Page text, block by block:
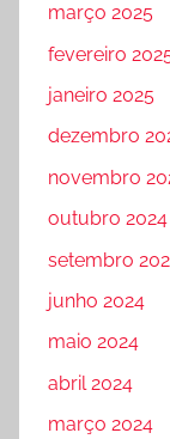
março 2025
fevereiro
janeiro 2025
dezembro
novembro
outubro 2024
setembro
junho 2024
maio 2024
abril 2024
março 2024